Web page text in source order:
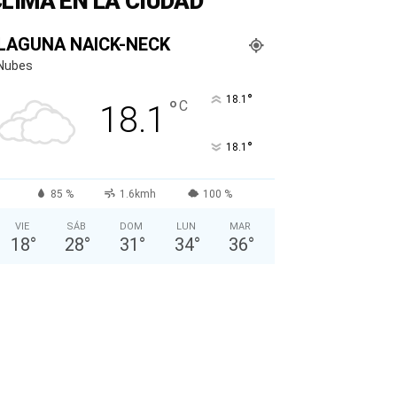
NAICK-NECK
18.1 °C 18.1 °
18.1 °
85 % 1.6kmh 100 %
VIE
18°
SÁB
28°
DOM
31 °
LUN
34°
MAR
36°